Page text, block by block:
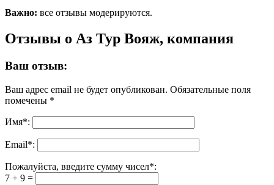
Важно: все отзывы модерируются.
Отзывы о Аз Тур Вояж, компания
Ваш отзыв:
Ваш адрес email не будет опубликован. Обязательные поля
помечены *
Имя*:
Email*:
Пожалуйста, введите сумму чисел*:
7 + 9 =